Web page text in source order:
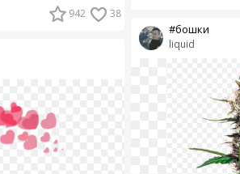
942 38
liquid
#бошки